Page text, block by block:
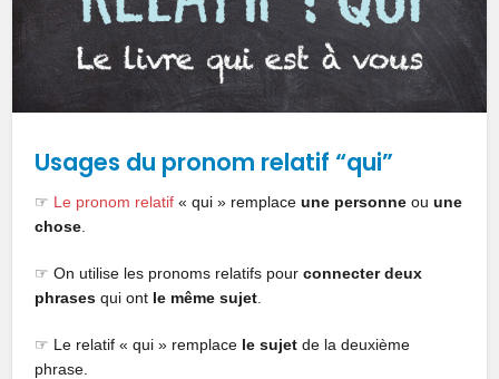
Usages du pronom relatif “qui”
☞ Le pronom relatif « qui » remplaceune personne ouune
chose
☞ On utilise les pronoms relatifs pourconnecter deux
phrases qui ont le même sujet
☞ Le relatif « qui » remplace le sujet de la deuxième
phrase.